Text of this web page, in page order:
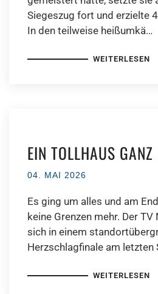
Siegeszug fort und erzielte
In den teilweise heißumkä…
WEITERLESEN
EIN TOLLHAUS
04. MAI 2026
Es ging um alles und am
keine Grenzen mehr. Der
sich in einem
Herzschlagfinale am letzten
WEITERLESEN